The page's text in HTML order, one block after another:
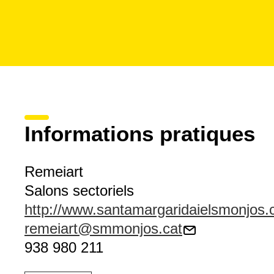
Informations pratiques
Remeiart
Salons sectoriels
http://
remeiart@smmonjos.cat
938 980 211